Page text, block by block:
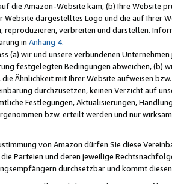
die Amazon-Website kam, (b) Ihre Website
Website dargestelltes Logo und die auf
reproduzieren, verbreiten und darstellen.
in Anhang 4.
(a) wir und unsere verbundenen
festgelegten Bedingungen abweichen,
Ähnlichkeit mit Ihrer Website aufweisen
durchzusetzen, keinen Verzicht auf
Festlegungen, Aktualisierungen,
bzw. erteilt werden und nur
von Amazon dürfen Sie diese
Parteien und deren jeweilige
durchsetzbar und kommt